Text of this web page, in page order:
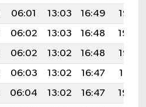
06:01 13:03 16:49
19:55
06:02 13:03 16:48
19:54
06:02 13:02 16:48
19:53
06:03 13:02 16:47
19:51
06:04 13:02 16:47
19:50